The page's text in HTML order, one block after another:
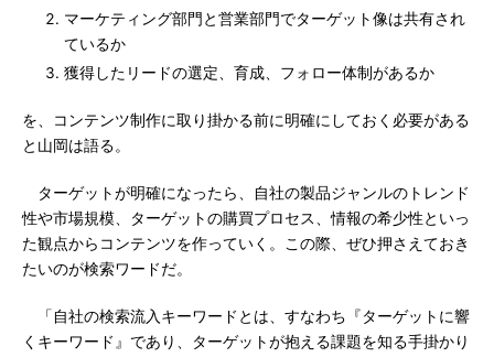
マーケティング部門と営業部門でターゲット像は共有され
ているか
獲得したリードの選定、育成、フォロー体制があるか
を、コンテンツ制作に取り掛かる前に明確にしておく必要がある
と山岡は語る。
ターゲットが明確になったら、自社の製品ジャンルのトレンド
性や市場規模、ターゲットの購買プロセス、情報の希少性といっ
た観点からコンテンツを作っていく。この際、ぜひ押さえておき
たいのが検索ワードだ。
「自社の検索流入キーワードとは、すなわち『ターゲットに響
くキーワード』であり、ターゲットが抱える課題を知る手掛かり